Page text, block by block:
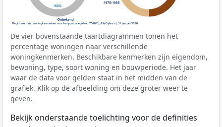
De vier bovenstaande taartdiagrammen tonen het
percentage woningen naar verschillende
woningkenmerken. Beschikbare kenmerken zijn eigendom,
bewoning, type, soort woning en bouwperiode. Het jaar
waar de data voor gelden staat in het midden van de
grafiek. Klik op de afbeelding om deze groter weer te
geven.
Bekijk onderstaande toelichting voor de definities